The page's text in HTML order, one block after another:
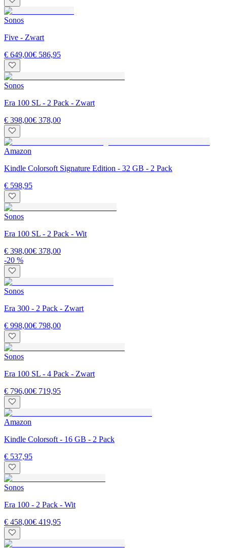
Sonos
Five - Zwart
€ 649,00€ 586,95
Sonos
Era 100 SL - 2 Pack - Zwart
€ 398,00€ 378,00
Amazon
Kindle Colorsoft Signature Edition - 32 GB - 2 Pack
€ 598,95
Sonos
Era 100 SL - 2 Pack - Wit
€ 398,00€ 378,00
-20 %
Sonos
Era 300 - 2 Pack - Zwart
€ 998,00€ 798,00
Sonos
Era 100 SL - 4 Pack - Zwart
€ 796,00€ 719,95
Amazon
Kindle Colorsoft - 16 GB - 2 Pack
€ 537,95
Sonos
Era 100 - 2 Pack - Wit
€ 458,00€ 419,95